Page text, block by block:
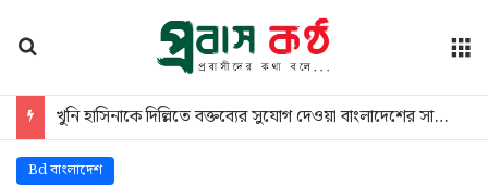
খুনি হাসিনাকে দিল্লিতে বক্তব্যের সুযোগ দেওয়া বাংলাদেশের সার্বভৌমত্বের অবমাননা
Bd বাংলাদেশ